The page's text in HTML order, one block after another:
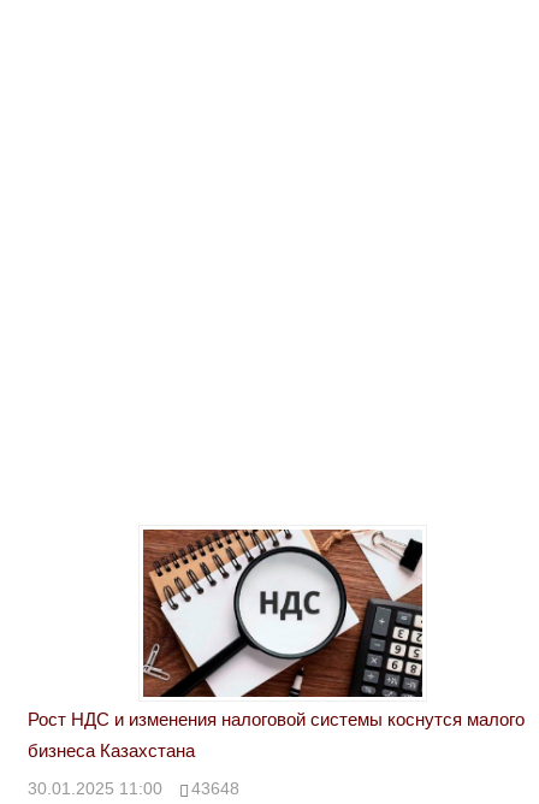
Рост НДС и изменения налоговой системы коснутся малого
бизнеса Казахстана
30.01.2025 11:00 43648